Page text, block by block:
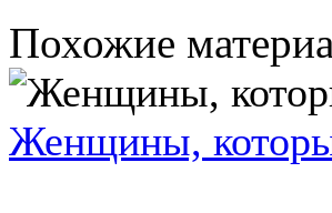
Похожие
Женщины,